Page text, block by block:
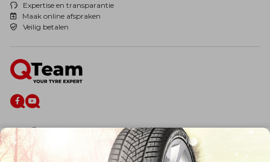
Expertise en transparantie
Maak online afspraken
Veilig betalen
De firma
Wie zijn wij?
Blog